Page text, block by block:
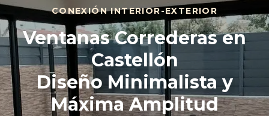
CONEXIÓN INTERIOR-EXTERIOR
Ventanas Correderas en
Castellón
Diseño Minimalista y
Máxima Amplitud